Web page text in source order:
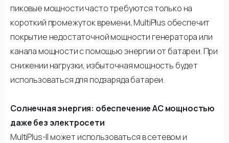
пиковые мощности часто требуются только на
короткий промежуток времени, MultiPlus обеспечит
покрытие недостаточной мощности генератора или
канала мощности с помощью энергии от батареи. При
снижении нагрузки, избыточная мощность будет
использоваться для подзаряда батареи.
Солнечная энергия: обеспечение АС мощностью
даже без электросети
MultiPlus-II может использоваться в сетевом и